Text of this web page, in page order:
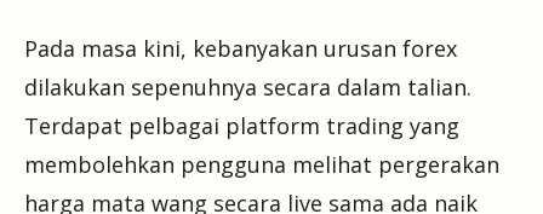
Pada masa kini, kebanyakan urusan forex
dilakukan sepenuhnya secara dalam talian.
Terdapat pelbagai platform trading yang
membolehkan pengguna melihat pergerakan
harga mata wang secara live sama ada naik